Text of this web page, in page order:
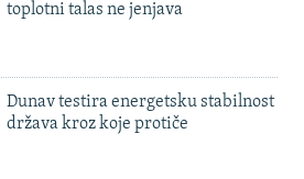
toplotni talas ne jenjava
Dunav testira energetsku stabilnost
država kroz koje protiče